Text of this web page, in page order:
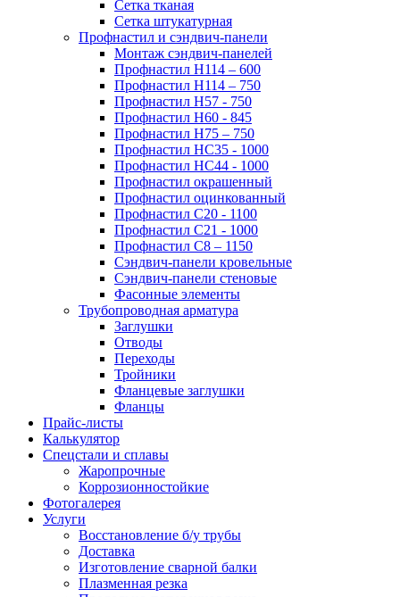
Сетка тканая
Сетка штукатурная
Профнастил и сэндвич-панели
Монтаж сэндвич-панелей
Профнастил Н114 – 600
Профнастил Н114 – 750
Профнастил Н57 - 750
Профнастил Н60 - 845
Профнастил Н75 – 750
Профнастил НС35 - 1000
Профнастил НС44 - 1000
Профнастил окрашенный
Профнастил оцинкованный
Профнастил С20 - 1100
Профнастил С21 - 1000
Профнастил С8 – 1150
Сэндвич-панели кровельные
Сэндвич-панели стеновые
Фасонные элементы
Трубопроводная арматура
Заглушки
Отводы
Переходы
Тройники
Фланцевые заглушки
Фланцы
Прайс-листы
Калькулятор
Спецстали и сплавы
Жаропрочные
Коррозионностойкие
Фотогалерея
Услуги
Восстановление б/у трубы
Доставка
Изготовление сварной балки
Плазменная резка